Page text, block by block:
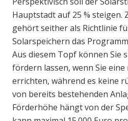
Hauptstadt auf 25 % steigen.
gehört seither als Richtlinie
Solarspeichern das
Aus diesem Topf können Sie
fördern lassen, wenn Sie eine
errichten, während es keine
von bereits bestehenden
Förderhöhe hängt von der